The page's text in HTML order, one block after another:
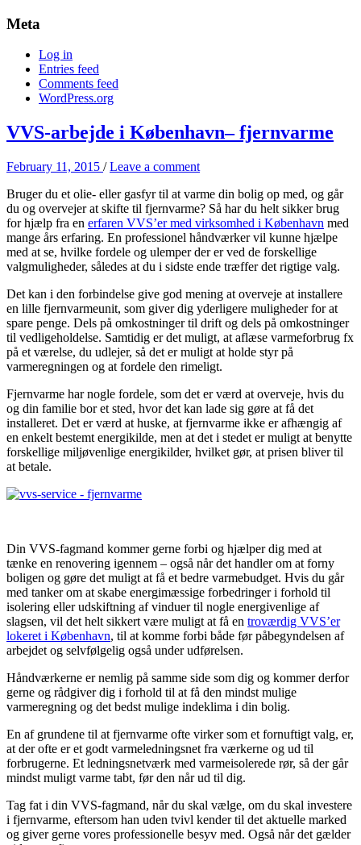
Meta
Log in
Entries feed
Comments feed
WordPress.org
VVS-arbejde i København– fjernvarme
February 11, 2015 /Leave a comment
Bruger du et olie- eller gasfyr til at varme din bolig op med, og går
du og overvejer at skifte til fjernvarme? Så har du helt sikker brug
for hjælp fra en erfaren VVS’er med virksomhed i København med
mange års erfaring. En professionel håndværker vil kunne hjælpe
med at se, hvilke fordele og ulemper der er ved de forskellige
valgmuligheder, således at du i sidste ende træffer det rigtige valg.
Det kan i den forbindelse give god mening at overveje at installere
en lille fjernvarmeunit, som giver dig yderligere muligheder for at
spare penge. Dels på omkostninger til drift og dels på omkostninger
til vedligeholdelse. Samtidig er det muligt, at aflæse varmeforbrug fx
på et værelse, du udlejer, så det er muligt at holde styr på
varmeregningen og at fordele den rimeligt.
Fjernvarme har nogle fordele, som det er værd at overveje, hvis du
og din familie bor et sted, hvor det kan lade sig gøre at få det
installeret. Det er værd at huske, at fjernvarme ikke er afhængig af
en enkelt bestemt energikilde, men at det i stedet er muligt at benytte
forskellige miljøvenlige energikilder, hvilket gør, at prisen bliver til
at betale.
Din VVS-fagmand kommer gerne forbi og hjælper dig med at
tænke en renovering igennem – også når det handler om at forny
boligen og gøre det muligt at få et bedre varmebudget. Hvis du går
med tanker om at skabe energimæssige forbedringer i forhold til
isolering eller udskiftning af vinduer til nogle energivenlige af
slagsen, vil det helt sikkert være muligt at få en troværdig VVS’er
lokeret i København, til at komme forbi både før påbegyndelsen af
arbejdet og selvfølgelig også under udførelsen.
Håndværkerne er nemlig på samme side som dig og kommer derfor
gerne og rådgiver dig i forhold til at få den mindst mulige
varmeregning og det bedst mulige indeklima i din bolig.
En af grundene til at fjernvarme ofte virker som et fornuftigt valg, er,
at der ofte er et godt varmeledningsnet fra værkerne og ud til
forbrugerne. Et ledningsnetværk med varmeisolerede rør, så der går
mindst muligt varme tabt, før den når ud til dig.
Tag fat i din VVS-fagmand, når du skal vælge, om du skal investere
i fjernvarme, eftersom han uden tvivl kender til det aktuelle marked
og giver gerne vores professionelle besyv med. Også når det gælder